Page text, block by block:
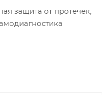
защита от протечек,